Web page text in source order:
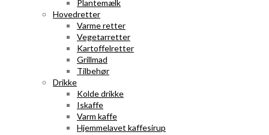
Plantemælk
Hovedretter
Varme retter
Vegetarretter
Kartoffelretter
Grillmad
Tilbehør
Drikke
Kolde drikke
Iskaffe
Varm kaffe
Hjemmelavet kaffesirup